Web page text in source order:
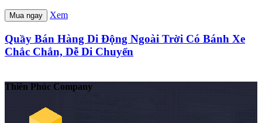
Mua ngay Xem
Quầy Bán Hàng Di Động Ngoài Trời Có Bánh Xe
Chắc Chắn, Dễ Di Chuyển
Thiên Phúc Company